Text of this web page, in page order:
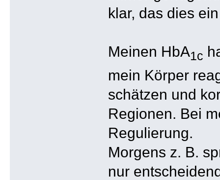
klar, das dies
Meinen HbA1c
mein Körper
schätzen und
Regionen. Bei
Regulierung.
Morgens z. B.
nur